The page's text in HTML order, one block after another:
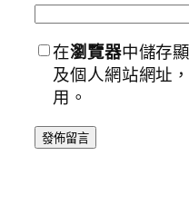
在瀏覽器中儲存
及個人網站網址
用。